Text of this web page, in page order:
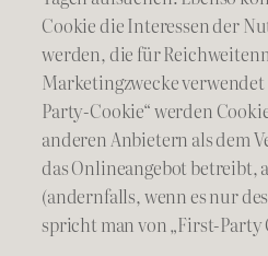
Cookie die Interessen der
werden, die für
Marketingzwecke
Party-Cookie“ werden
anderen Anbietern als dem
das Onlineangebot betreibt,
(andernfalls, wenn es nur
spricht man von „First-Party